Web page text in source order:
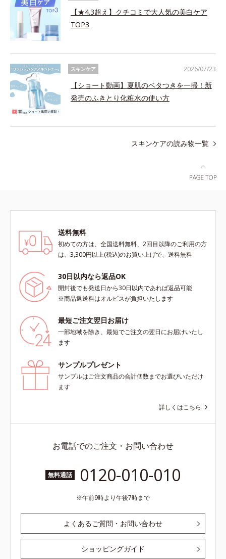
【★4.3超え】クチコミで大人気の美白ケア
TOP3
スキンケア
【ショート動画】夏肌のベタつきを一掃！新
発売のふきとり化粧水の使い方
2026/07/23
スキンケアの読み物一覧
送料無料
初めての方は、全国送料無料、2回目以降のご利用の方
は、3,300円以上(税込)のお買い上げで、送料無料
30日以内なら返品OK
開封後でも発送日から30日以内であれば返品可能
※商品返送料はオルビスが負担いたします
最短ご注文翌日お届け
一部地域を除き、最短でご注文の翌日にお届けいたし
ます
サンプルプレゼント
サンプルはご注文商品の合計個数までお選びいただけ
ます
詳しくはこちら
お電話でのご注文・お問い合わせ
無料通話 0120-010-010
午前9時より午後7時まで
よくあるご質問・お問い合わせ
ショッピングガイド